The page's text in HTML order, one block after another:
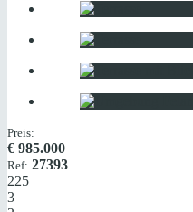
Preis:
€ 985.000
Ref: 27393
225
3